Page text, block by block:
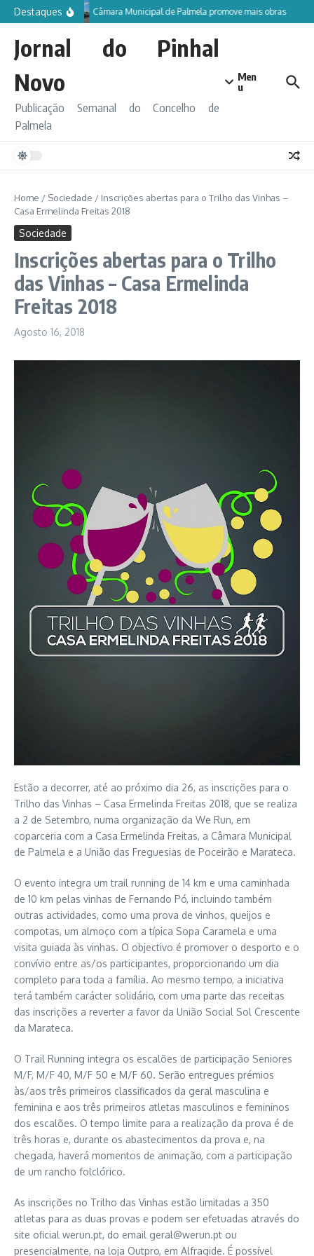
Ir para o conteúdo
Destaques Câmara Municipal de Palmela promove mais obras
Jornal do Pinhal
Novo
Publicação Semanal do Concelho de
Palmela
Men
u
Home / Sociedade / Inscrições abertas para o Trilho das Vinhas –
Casa Ermelinda Freitas 2018
Sociedade
Inscrições abertas para o Trilho
das Vinhas – Casa Ermelinda
Freitas 2018
Agosto 16, 2018
Estão a decorrer, até ao próximo dia 26, as inscrições para o
Trilho das Vinhas – Casa Ermelinda Freitas 2018, que se realiza
a 2 de Setembro, numa organização da We Run, em
coparceria com a Casa Ermelinda Freitas, a Câmara Municipal
de Palmela e a União das Freguesias de Poceirão e Marateca.
O evento integra um trail running de 14 km e uma caminhada
de 10 km pelas vinhas de Fernando Pó, incluindo também
outras actividades, como uma prova de vinhos, queijos e
compotas, um almoço com a típica Sopa Caramela e uma
visita guiada às vinhas. O objectivo é promover o desporto e o
convívio entre as/os participantes, proporcionando um dia
completo para toda a família. Ao mesmo tempo, a iniciativa
terá também carácter solidário, com uma parte das receitas
das inscrições a reverter a favor da União Social Sol Crescente
da Marateca.
O Trail Running integra os escalões de participação Seniores
M/F, M/F 40, M/F 50 e M/F 60. Serão entregues prémios
às/aos três primeiros classificados da geral masculina e
feminina e aos três primeiros atletas masculinos e femininos
dos escalões. O tempo limite para a realização da prova é de
três horas e, durante os abastecimentos da prova e, na
chegada, haverá momentos de animação, com a participação
de um rancho folclórico.
As inscrições no Trilho das Vinhas estão limitadas a 350
atletas para as duas provas e podem ser efetuadas através do
site oficial werun.pt, do email geral@werun.pt ou
presencialmente, na loja Outpro, em Alfragide. É possível